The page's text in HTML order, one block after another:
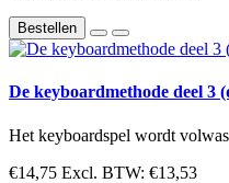
Bestellen
De keyboardmethode deel 3
Het keyboardspel wordt
€14,75 Excl. BTW: €13,53